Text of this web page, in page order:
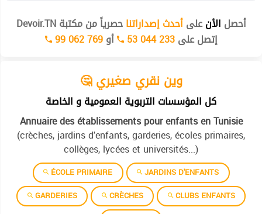
أحصل الأنعلىأحدث إصداراتناحصرياً من مكتبة Devoir.TN
إتصل على53 044 233 أو99 062 769
🤔 وين نقري صغيري
كل المؤسسات التربوية العمومية و الخاصة
Annuaire des établissements pour enfants en Tunisie
(crèches, jardins d'enfants, garderies, écoles primaires,
collèges, lycées et universités...)
ÉCOLE PRIMAIRE
JARDINS D'ENFANTS
GARDERIES
CRÈCHES
CLUBS ENFANTS